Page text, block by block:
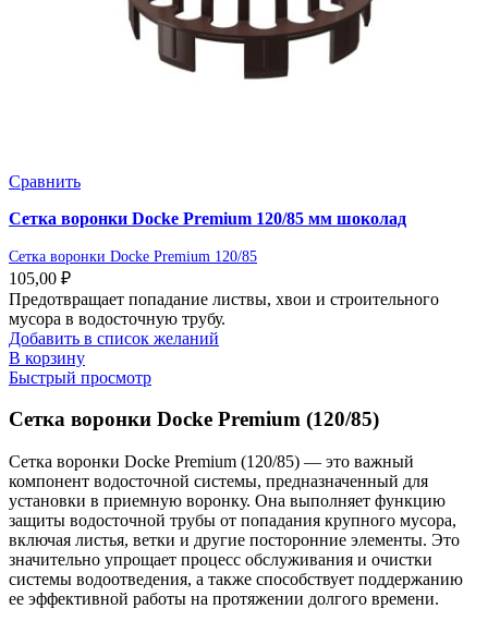
Сравнить
Сетка воронки Docke Premium 120/85 мм шоколад
Сетка воронки Docke Premium 120/85
105,00 ₽
Предотвращает попадание листвы, хвои и строительного
мусора в водосточную трубу.
Добавить в список желаний
В корзину
Быстрый просмотр
Сетка воронки Docke Premium (120/85)
Сетка воронки Docke Premium (120/85) — это важный
компонент водосточной системы, предназначенный для
установки в приемную воронку. Она выполняет функцию
защиты водосточной трубы от попадания крупного мусора,
включая листья, ветки и другие посторонние элементы. Это
значительно упрощает процесс обслуживания и очистки
системы водоотведения, а также способствует поддержанию
ее эффективной работы на протяжении долгого времени.